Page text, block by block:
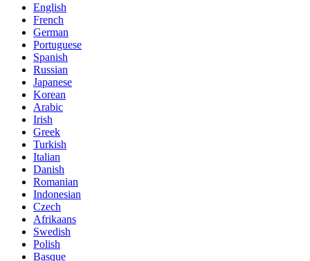
English
French
German
Portuguese
Spanish
Russian
Japanese
Korean
Arabic
Irish
Greek
Turkish
Italian
Danish
Romanian
Indonesian
Czech
Afrikaans
Swedish
Polish
Basque